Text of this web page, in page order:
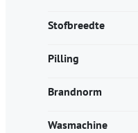
Stofbreedte
Pilling
Brandnorm
Wasmachine